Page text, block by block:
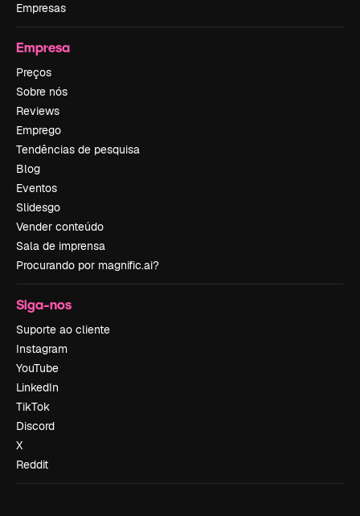
Empresas
Empresa
Preços
Sobre nós
Reviews
Emprego
Tendências de pesquisa
Blog
Eventos
Slidesgo
Vender conteúdo
Sala de imprensa
Procurando por magnific.ai?
Siga-nos
Suporte ao cliente
Instagram
YouTube
LinkedIn
TikTok
Discord
X
Reddit